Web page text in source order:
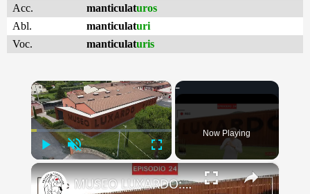
Acc.
manticulaturos
Abl.
manticulaturi
Voc.
manticulaturis
×
Play Unmute Fullscreen
Now Playing
×
MUSEO LUXARDO: Un Viaggio nel Tempo e nel Gusto